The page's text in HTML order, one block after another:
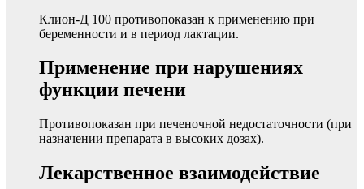
Клион-Д 100 противопоказан к применению при
беременности и в период лактации.
Применение при нарушениях
функции печени
Противопоказан при печеночной недостаточности (при
назначении препарата в высоких дозах).
Лекарственное взаимодействие